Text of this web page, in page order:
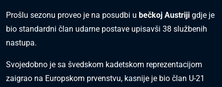
Prošlu sezonu proveo je na posudbi u bečkoj Austriji gdje je
bio standardni član udarne postave upisavši 38 službenih
nastupa.
Svojedobno je sa švedskom kadetskom reprezentacijom
zaigrao na Europskom prvenstvu, kasnije je bio član U-21